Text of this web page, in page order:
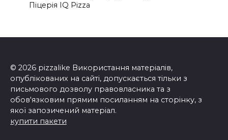
Піцерія IQ Pizza
© 2026 pizzalike Використання матеріалів,
опублікованих на сайті, допускається тільки з
письмового дозволу правовласника та з
обов'язковим прямим посиланням на сторінку, з
якої запозичений матеріал.
купити пакети